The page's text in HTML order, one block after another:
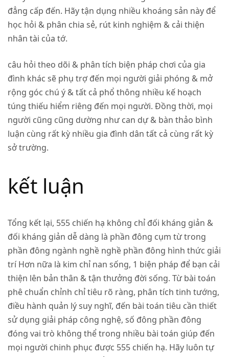
đẳng cấp đến. Hãy tận dụng nhiều khoáng sản này để
học hỏi & phân chia sẻ, rút kinh nghiệm & cải thiện
nhân tài của tớ.
câu hỏi theo dõi & phân tích biện pháp chơi của gia
đình khác sẽ phụ trợ đến mọi người giải phóng & mở
rộng góc chú ý & tất cả phổ thông nhiều kế hoạch
túng thiếu hiểm riêng đến mọi người. Đồng thời, mọi
người cũng cũng dường như can dự & bàn thảo bình
luận cùng rất kỳ nhiều gia đình dân tất cả cùng rất kỳ
sở trường.
kết luận
Tổng kết lại, 555 chiến hạ không chỉ đối kháng giản &
đối kháng giản dễ dàng là phần đông cụm từ trong
phần đông ngành nghề nghề phần đông hình thức giải
trí Hơn nữa là kim chỉ nan sống, 1 biện pháp để bạn cải
thiện lên bản thân & tận thưởng đời sống. Từ bài toán
phê chuẩn chỉnh chỉ tiêu rõ ràng, phân tích tinh tướng,
điều hành quản lý suy nghĩ, đến bài toán tiêu cần thiết
sử dụng giải pháp công nghệ, số đông phần đông
đóng vai trò không thể trong nhiều bài toán giúp đến
mọi người chinh phục được 555 chiến hạ. Hãy luôn tự